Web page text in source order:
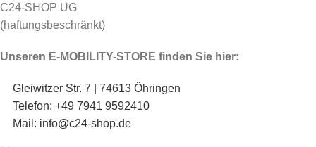
C24-SHOP UG
(haftungsbeschränkt)
Unseren E-MOBILITY-STORE finden Sie hier:
Gleiwitzer Str. 7 | 74613 Öhringen
Telefon: +49 7941 9592410
Mail: info@c24-shop.de